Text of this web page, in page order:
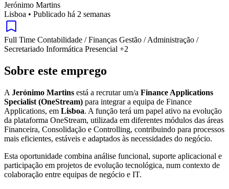
Jerónimo Martins
Lisboa • Publicado há 2 semanas
Full Time Contabilidade / Finanças Gestão / Administração /
Secretariado Informática Presencial +2
Sobre este emprego
A Jerónimo Martins está a recrutar um/a Finance Applications
Specialist (OneStream) para integrar a equipa de Finance
Applications, em Lisboa. A função terá um papel ativo na evolução
da plataforma OneStream, utilizada em diferentes módulos das áreas
Financeira, Consolidação e Controlling, contribuindo para processos
mais eficientes, estáveis e adaptados às necessidades do negócio.
Esta oportunidade combina análise funcional, suporte aplicacional e
participação em projetos de evolução tecnológica, num contexto de
colaboração entre equipas de negócio e IT.